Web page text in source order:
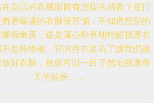
自己的衣櫃面前有怎樣的感覺？是打
著爆滿的衣服很苦惱，不知道想穿的
個角落，還是滿心歡喜地輕鬆挑選衣
是雜物櫃，它的存在是為了讓我們能
好衣服，然後可以一目了然地挑選每
天的裝扮。 ...